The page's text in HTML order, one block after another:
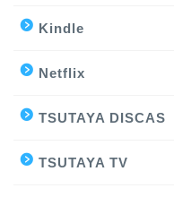
Kindle
Netflix
TSUTAYA DISCAS
TSUTAYA TV